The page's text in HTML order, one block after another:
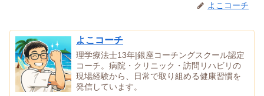
よこコーチ
よこコーチ
理学療法士13年|銀座コーチングスクール認定
コーチ。病院・クリニック・訪問リハビリの
現場経験から、日常で取り組める健康習慣を
発信しています。